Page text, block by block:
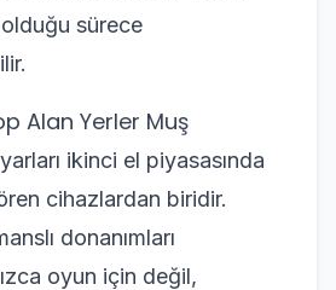
sürece
Alan Yerler Muş
ikinci el piyasasında
cihazlardan biridir.
donanımları
oyun için değil,